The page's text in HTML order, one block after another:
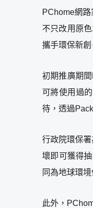
PChome網
不只改用原
攜手環保新
初期推廣期
可將使用過
待，透過
行政院環保
壞即可獲得
同為地球環
此外，